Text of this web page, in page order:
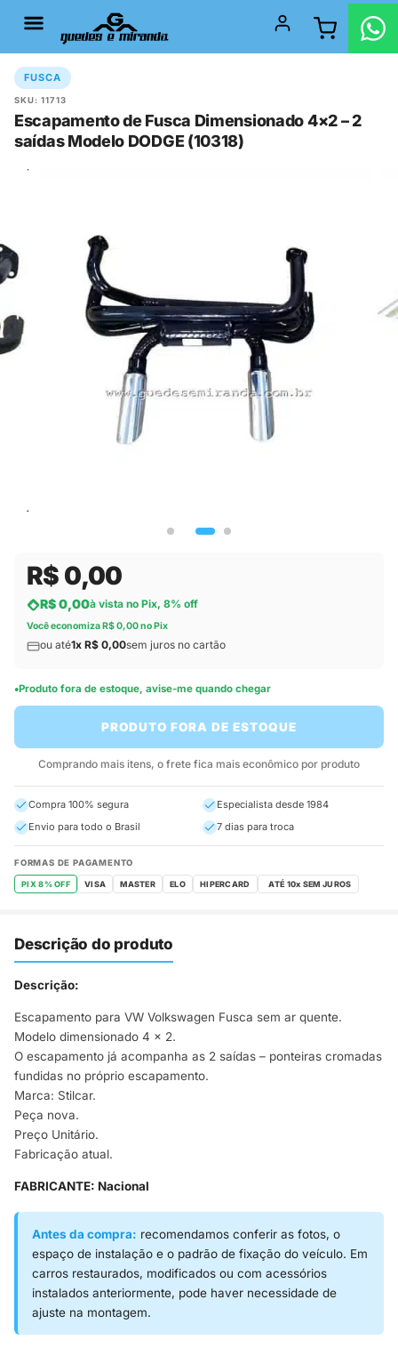
FUSCA
SKU: 11713
Escapamento de Fusca Dimensionado 4×2 – 2
saídas Modelo DODGE (10318)
R$ 0,00
R$ 0,00à vista no Pix, 8% off
Você economiza R$ 0,00 no Pix
ou até1x R$ 0,00sem juros no cartão
Produto fora de estoque, avise-me quando chegar
PRODUTO FORA DE ESTOQUE
Comprando mais itens, o frete fica mais econômico por produto
Compra 100% segura
Especialista desde 1984
Envio para todo o Brasil
7 dias para troca
FORMAS DE PAGAMENTO
PIX 8% OFF VISA MASTER ELO HIPERCARD
Descrição do produto
Descrição:
Escapamento para VW Volkswagen Fusca sem ar quente.
Modelo dimensionado 4 x 2.
O escapamento já acompanha as 2 saídas – ponteiras cromadas
fundidas no próprio escapamento.
Marca: Stilcar.
Peça nova.
Preço Unitário.
Fabricação atual.
FABRICANTE: Nacional
Antes da compra: recomendamos conferir as fotos, o
espaço de instalação e o padrão de fixação do veículo. Em
carros restaurados, modificados ou com acessórios
instalados anteriormente, pode haver necessidade de
ajuste na montagem.